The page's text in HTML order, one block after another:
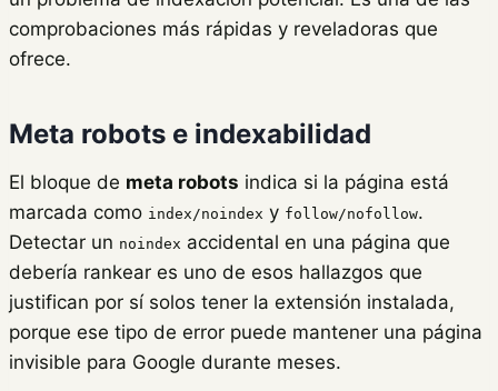
comprobaciones más rápidas y reveladoras que
ofrece.
Meta robots e indexabilidad
El bloque de meta robots indica si la página está
marcada como index/noindex y follow/nofollow.
Detectar un noindex accidental en una página que
debería rankear es uno de esos hallazgos que
justifican por sí solos tener la extensión instalada,
porque ese tipo de error puede mantener una página
invisible para Google durante meses.